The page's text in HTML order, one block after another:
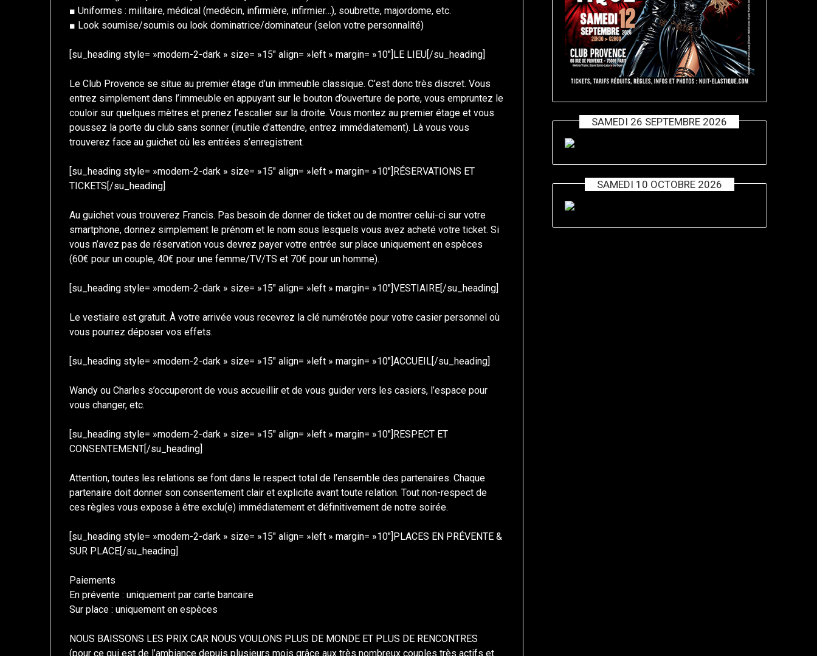
■ Uniformes : militaire, médical (medécin, infirmière, infirmier…), soubrette, majordome, etc.
■ Look soumise/soumis ou look dominatrice/dominateur (selon votre personnalité)
[su_heading style= »modern-2-dark » size= »15″ align= »left » margin= »10″]LE LIEU[/su_heading]
Le Club Provence se situe au premier étage d’un immeuble classique. C’est donc très discret. Vous
entrez simplement dans l’immeuble en appuyant sur le bouton d’ouverture de porte, vous empruntez le
couloir sur quelques mètres et prenez l’escalier sur la droite. Vous montez au premier étage et vous
poussez la porte du club sans sonner (inutile d’attendre, entrez immédiatement). Là vous vous
trouverez face au guichet où les entrées s’enregistrent.
[su_heading style= »modern-2-dark » size= »15″ align= »left » margin= »10″]RÉSERVATIONS ET
TICKETS[/su_heading]
Au guichet vous trouverez Francis. Pas besoin de donner de ticket ou de montrer celui-ci sur votre
smartphone, donnez simplement le prénom et le nom sous lesquels vous avez acheté votre ticket. Si
vous n’avez pas de réservation vous devrez payer votre entrée sur place uniquement en espèces
(60€ pour un couple, 40€ pour une femme/TV/TS et 70€ pour un homme).
[su_heading style= »modern-2-dark » size= »15″ align= »left » margin= »10″]VESTIAIRE[/su_heading]
Le vestiaire est gratuit. À votre arrivée vous recevrez la clé numérotée pour votre casier personnel où
vous pourrez déposer vos effets.
[su_heading style= »modern-2-dark » size= »15″ align= »left » margin= »10″]ACCUEIL[/su_heading]
Wandy ou Charles s’occuperont de vous accueillir et de vous guider vers les casiers, l’espace pour
vous changer, etc.
[su_heading style= »modern-2-dark » size= »15″ align= »left » margin= »10″]RESPECT ET
CONSENTEMENT[/su_heading]
Attention, toutes les relations se font dans le respect total de l’ensemble des partenaires. Chaque
partenaire doit donner son consentement clair et explicite avant toute relation. Tout non-respect de
ces règles vous expose à être exclu(e) immédiatement et définitivement de notre soirée.
[su_heading style= »modern-2-dark » size= »15″ align= »left » margin= »10″]PLACES EN PRÉVENTE &
SUR PLACE[/su_heading]
Paiements
En prévente : uniquement par carte bancaire
Sur place : uniquement en espèces
NOUS BAISSONS LES PRIX CAR NOUS VOULONS PLUS DE MONDE ET PLUS DE RENCONTRES
(pour ce qui est de l’ambiance depuis plusieurs mois grâce aux très nombreux couples très actifs et
SAMEDI 26 SEPTEMBRE 2026
SAMEDI 10 OCTOBRE 2026